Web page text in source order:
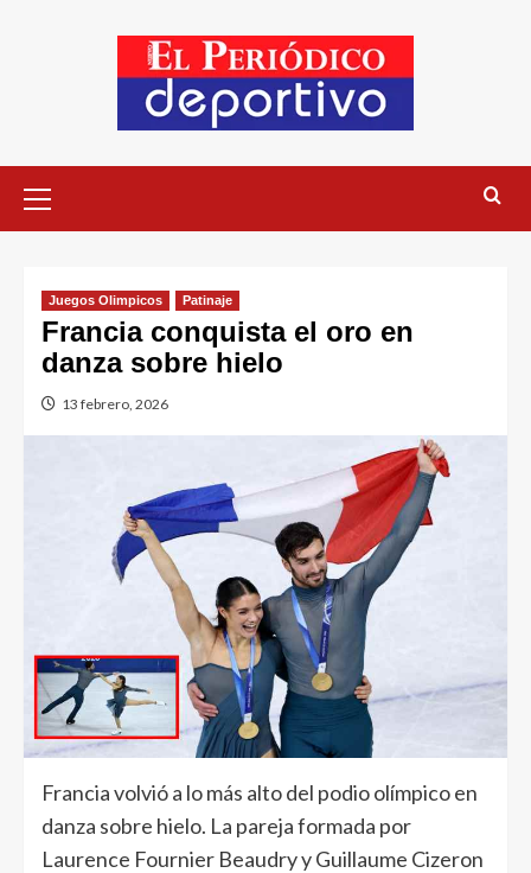
Juegos Olimpicos Patinaje
Francia conquista el oro en
danza sobre hielo
13 febrero, 2026
Francia volvió a lo más alto del podio olímpico en
danza sobre hielo. La pareja formada por
Laurence Fournier Beaudry y Guillaume Cizeron